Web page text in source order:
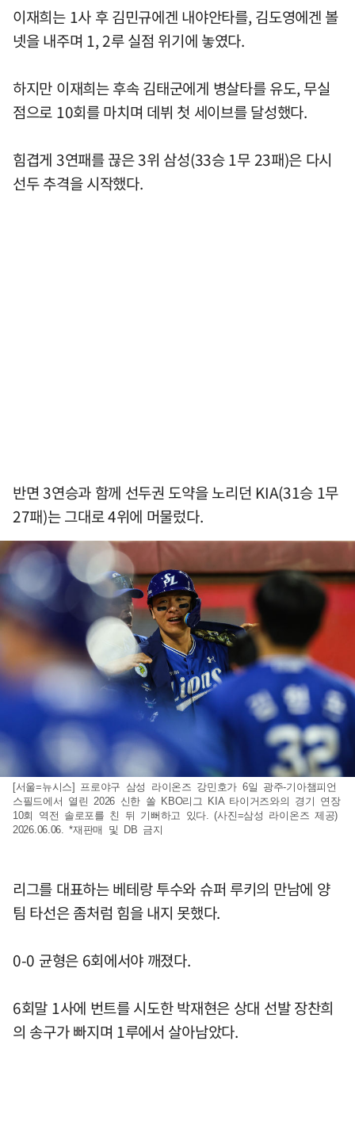
이재희는 1사 후 김민규에겐 내야안타를, 김도영에겐 볼
넷을 내주며 1, 2루 실점 위기에 놓였다.
하지만 이재희는 후속 김태군에게 병살타를 유도, 무실
점으로 10회를 마치며 데뷔 첫 세이브를 달성했다.
힘겹게 3연패를 끊은 3위 삼성(33승 1무 23패)은 다시
선두 추격을 시작했다.
반면 3연승과 함께 선두권 도약을 노리던 KIA(31승 1무
27패)는 그대로 4위에 머물렀다.
[서울=뉴시스] 프로야구 삼성 라이온즈 강민호가 6일 광주-기아챔피언
스필드에서 열린 2026 신한 쏠 KBO리그 KIA 타이거즈와의 경기 연장
10회 역전 솔로포를 친 뒤 기뻐하고 있다. (사진=삼성 라이온즈 제공)
2026.06.06. *재판매 및 DB 금지
리그를 대표하는 베테랑 투수와 슈퍼 루키의 만남에 양
팀 타선은 좀처럼 힘을 내지 못했다.
0-0 균형은 6회에서야 깨졌다.
6회말 1사에 번트를 시도한 박재현은 상대 선발 장찬희
의 송구가 빠지며 1루에서 살아남았다.